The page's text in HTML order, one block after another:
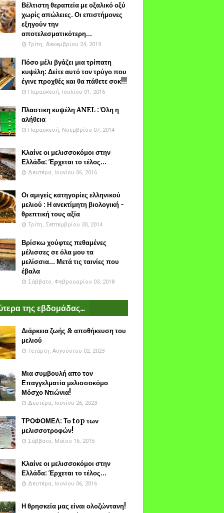
Βέλτιστη θεραπεία με οξαλικό οξύ
χωρίς απώλειες. Οι επιστήμονες
εξηγούν την
αποτελεσματικότερη...
Τρίτη, Δεκεμβρίου 24, 2019
Πόσο μέλι βγάζει μια τρίπατη
κυψέλη: Δείτε αυτό τον τρύγο που
έγινε προχθές και θα πάθετε σοκ!!!
Παρασκευή, Ιουλίου 01, 2016
Πλαστικη κυψέλη ANEL : Όλη η
αλήθεια
Παρασκευή, Νοεμβρίου 07, 2014
Κλαίνε οι μελισσοκόμοι στην
Ελλάδα: Έρχεται το τέλος...
Δευτέρα, Ιουνίου 06, 2016
Οι αμιγείς κατηγορίες ελληνικού
μελιού : Η ανεκτίμητη βιολογική -
θρεπτική τους αξία
Τρίτη, Σεπτεμβρίου 30, 2014
Βρίσκω χούφτες πεθαμένες
μέλισσες σε όλα μου τα
μελίσσια... Μετά τις ταινίες που
έβαλα
Σάββατο, Φεβρουαρίου 03, 2018
της εβδομάδας...
Διάρκεια ζωής & αποθήκευση του
μελιού
Τετάρτη, Αυγούστου 02, 2023
Μια συμβουλή απο τον
Επαγγελματία μελισσοκόμο
Μόσχο Ντιώνια!
Δευτέρα, Ιουνίου 26, 2023
ΤΡΟΦΟΜΕΛ: Το top των
μελισσοτροφών!
Σάββατο, Μαΐου 16, 2015
Κλαίνε οι μελισσοκόμοι στην
Ελλάδα: Έρχεται το τέλος...
Δευτέρα, Ιουνίου 06, 2016
Η θρησκεία μας είναι ολοζώντανη!